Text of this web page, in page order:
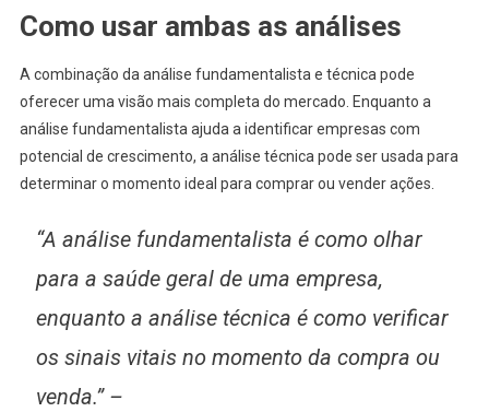
Como usar ambas as análises
A combinação da análise fundamentalista e técnica pode
oferecer uma visão mais completa do mercado. Enquanto a
análise fundamentalista ajuda a identificar empresas com
potencial de crescimento, a análise técnica pode ser usada para
determinar o momento ideal para comprar ou vender ações.
“A análise fundamentalista é como olhar
para a saúde geral de uma empresa,
enquanto a análise técnica é como verificar
os sinais vitais no momento da compra ou
venda.” –